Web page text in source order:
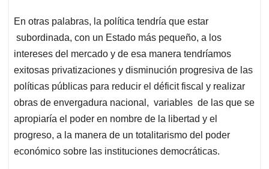
En otras palabras, la política tendría que estar
subordinada, con un Estado más pequeño, a los
intereses del mercado y de esa manera tendríamos
exitosas privatizaciones y disminución progresiva de las
políticas públicas para reducir el déficit fiscal y realizar
obras de envergadura nacional, variables de las que se
apropiaría el poder en nombre de la libertad y el
progreso, a la manera de un totalitarismo del poder
económico sobre las instituciones democráticas.